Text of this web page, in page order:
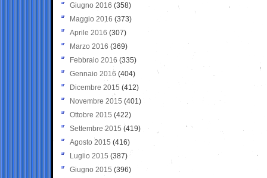
Giugno 2016 (358)
Maggio 2016 (373)
Aprile 2016 (307)
Marzo 2016 (369)
Febbraio 2016 (335)
Gennaio 2016 (404)
Dicembre 2015 (412)
Novembre 2015 (401)
Ottobre 2015 (422)
Settembre 2015 (419)
Agosto 2015 (416)
Luglio 2015 (387)
Giugno 2015 (396)